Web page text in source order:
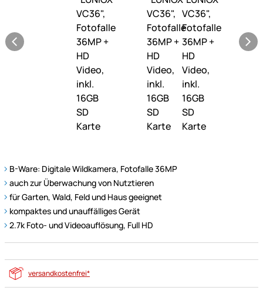
B-Ware: Digitale Wildkamera, Fotofalle 36MP
auch zur Überwachung von Nutztieren
für Garten, Wald, Feld und Haus geeignet
kompaktes und unauffälliges Gerät
2.7k Foto- und Videoauflösung, Full HD
versandkostenfrei*